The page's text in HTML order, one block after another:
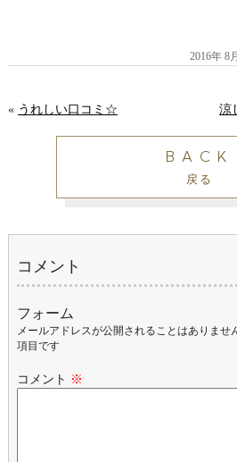
2016年 8
« うれしい口コミ☆ 涼
BACK
戻る
コメント
フォーム
メールアドレスが公開されることはありませ
項目です
コメント ※